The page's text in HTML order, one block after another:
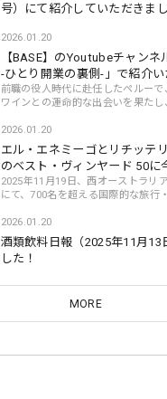
号）にて紹介していただきま
2026.01.20
【BASE】のYoutubeチャンネ
-ひとり開業の裏側-」で紹介
前職の役人時代に赴任したペルー
ワインとの運命的な出会いを果た
当時の経緯や、立ち上げ後もコロナ
2026.01.20
エル・エネミーゴとリチッテ
のベスト・ヴィンヤード 50に
2025年11月19日、西オーストラリ
にて、700名を超える国際的な旅行
50（The World’s 50 Best
2026.01.20
酒類飲料日報（2025年11月13
した！
MORE